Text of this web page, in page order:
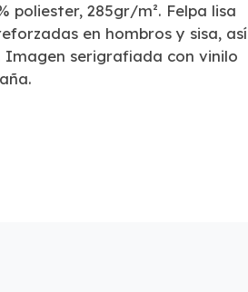
poliester, 285gr/m². Felpa lisa
en hombros y sisa, así
Imagen serigrafiada con vinilo